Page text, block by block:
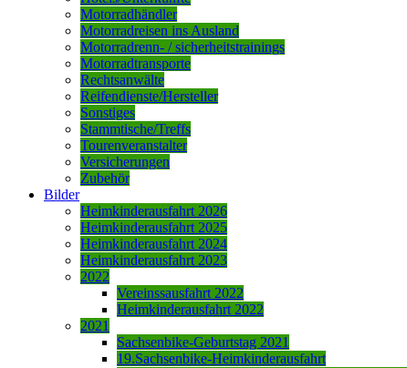
Motorradhändler
Motorradreisen ins Ausland
Motorradrenn- / sicherheitstrainings
Motorradtransporte
Rechtsanwälte
Reifendienste/Hersteller
Sonstiges
Stammtische/Treffs
Tourenveranstalter
Versicherungen
Zubehör
Bilder
Heimkinderausfahrt 2026
Heimkinderausfahrt 2025
Heimkinderausfahrt 2024
Heimkinderausfahrt 2023
2022
Vereinssausfahrt 2022
Heimkinderausfahrt 2022
2021
Sachsenbike-Geburtstag 2021
19.Sachsenbike-Heimkinderausfahrt